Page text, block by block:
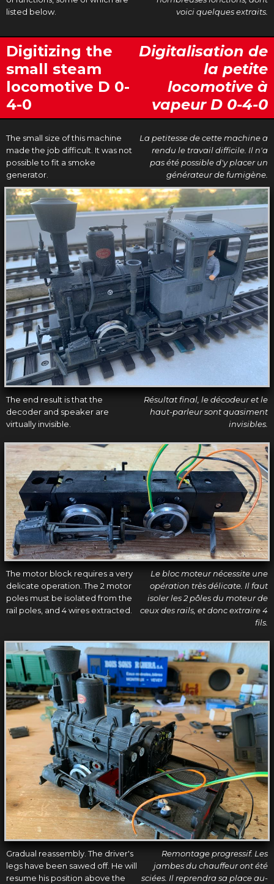
listed below.
voici quelques extraits.
Digitizing the
small steam
locomotive D 0-
4-0
Digitalisation de
la petite
locomotive à
vapeur D 0-4-0
The small size of this machine
made the job difficult. It was not
possible to fit a smoke
generator.
La petitesse de cette machine a
rendu le travail difficile. Il n'a
pas été possible d'y placer un
générateur de fumigène.
The end result is that the
decoder and speaker are
virtually invisible.
Résultat final, le décodeur et le
haut-parleur sont quasiment
invisibles.
The motor block requires a very
delicate operation. The 2 motor
poles must be isolated from the
rail poles, and 4 wires extracted.
Le bloc moteur nécessite une
opération très délicate. Il faut
isoler les 2 pôles du moteur de
ceux des rails, et donc extraire 4
fils.
Gradual reassembly. The driver's
legs have been sawed off. He will
resume his position above the
Remontage progressif. Les
jambes du chauffeur ont été
sciées. Il reprendra sa place au-